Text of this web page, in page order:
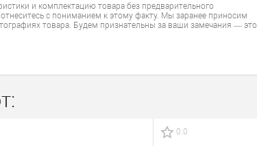
и комплектацию товара без предварительного
с пониманием к этому факту. Мы заранее приносим
товара. Будем признательны за ваши замечания — это
0.0